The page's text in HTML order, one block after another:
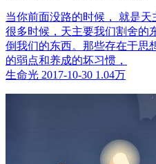
当你前面没路的时候， 就是天
很多时候，天主要我们割舍的
倒我们的东西。那些存在于思
的弱点和养成的坏习惯，
生命光 2017-10-30 1.04万